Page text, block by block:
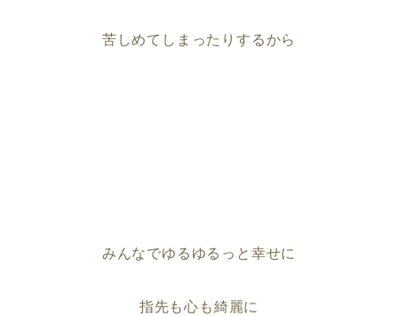
苦しめてしまったりするから
みんなでゆるゆるっと幸せに
指先も心も綺麗に